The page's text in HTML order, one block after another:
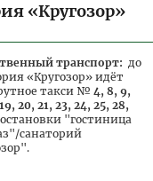
«Кругозор»
транспорт: до
«Кругозор» идёт
такси № 4, 8, 9,
20, 21, 23, 24, 25, 28,
"гостиница
санаторий